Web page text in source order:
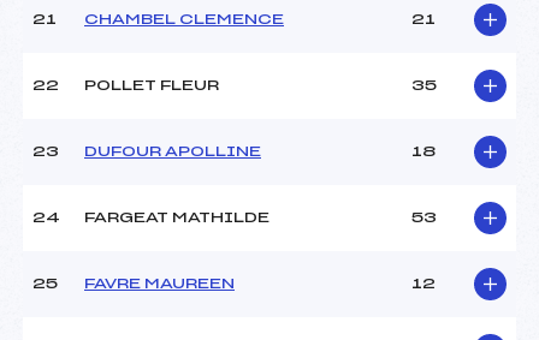
21 CHAMBEL CLEMENCE 21
22 POLLET FLEUR 35
23 DUFOUR APOLLINE 18
24 FARGEAT MATHILDE 53
25 FAVRE MAUREEN 12